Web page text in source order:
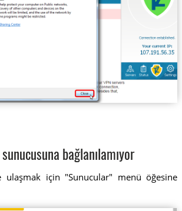
sunucusuna bağlanılamıyor
ulaşmak için "Sunucular" menü öğesine